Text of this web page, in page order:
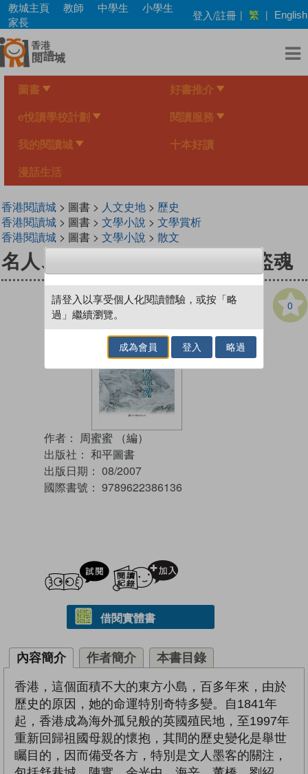
Skip
main
content
教城主頁 教師 中學生
小學生
家長
登入/註冊 | 繁 | English
圖書 好書推介
e悅讀學校計劃 閱讀服務
我的閱讀城 十本好讀
漫話生活
香港閱讀城> 圖書 > 人文史地> 歷史
香港閱讀城> 圖書 > 文學小說 > 文學賞析
香港閱讀城> 圖書 > 文學小說 > 散文
名人、作家寫香港 2 飛翔的海盜魂
0
作者： 周蜜蜜 （編）
出版社： 和平圖書
出版日期： 08/2007
國際書號： 9789622386136
試閲
借閱實體書
內容簡介 作者簡介 本書目錄
香港，這個面積不大的東方小島，百多年來，由於
歷史的原因，她的命運特別奇特多變。自1841年
起，香港成為海外孤兒般的英國殖民地，至1997年
重新回歸祖國母親的懷抱，其間的歷史變化是舉世
矚目的，因而備受各方，特別是文人墨客的關注，
請登入以享受個人化閱讀體驗，或按「略
過」繼續瀏覽。
成為會員 登入 略過